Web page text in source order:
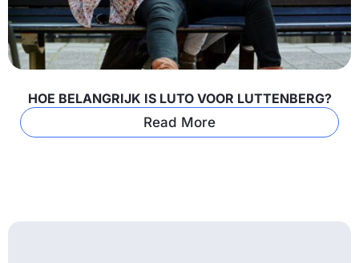
HOE BELANGRIJK IS LUTO VOOR LUTTENBERG?
Read More